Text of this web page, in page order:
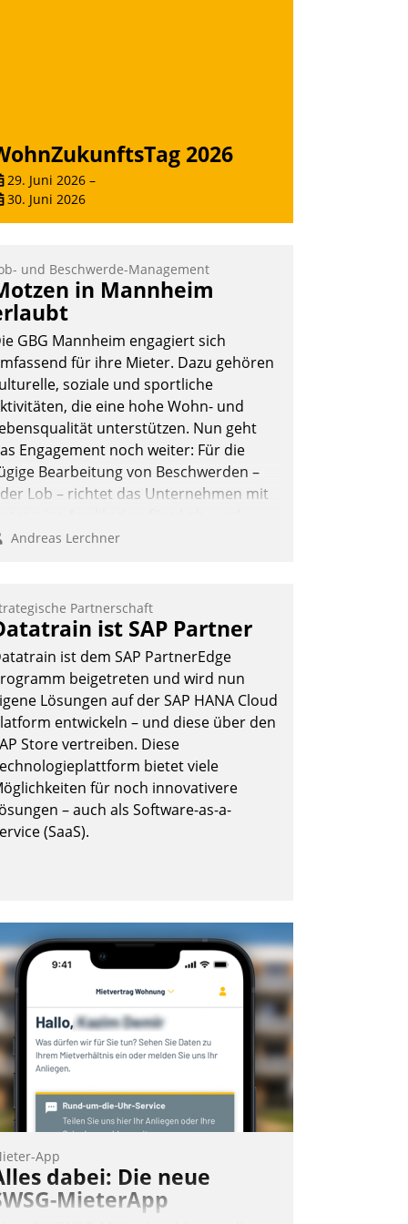
2026
29. Juni 2026 –
30. Juni 2026
und Beschwerde-Management
in Mannheim
GBG Mannheim engagiert sich
für ihre Mieter. Dazu gehören
soziale und sportliche
die eine hohe Wohn- und
unterstützen. Nun geht
Engagement noch weiter: Für die
Bearbeitung von Beschwerden –
Lob – richtet das Unternehmen mit
Management einen eigenen
Andreas Lerchner
Partnerschaft
ist SAP Partner
ist dem SAP PartnerEdge
beigetreten und wird nun
Lösungen auf der SAP HANA Cloud
entwickeln – und diese über den
Store vertreiben. Diese
bietet viele
für noch innovativere
– auch als Software-as-a-
(SaaS).
App
dabei: Die neue
MieterApp